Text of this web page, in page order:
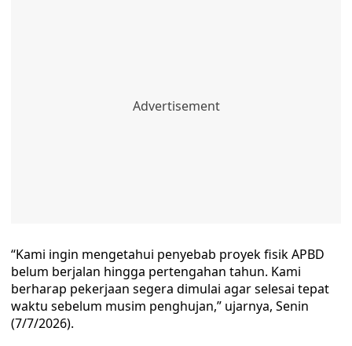
“Kami ingin mengetahui penyebab proyek fisik APBD
belum berjalan hingga pertengahan tahun. Kami
berharap pekerjaan segera dimulai agar selesai tepat
waktu sebelum musim penghujan,” ujarnya, Senin
(7/7/2026).